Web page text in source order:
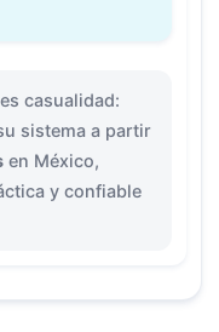
casualidad:
sistema a partir
en México,
y confiable